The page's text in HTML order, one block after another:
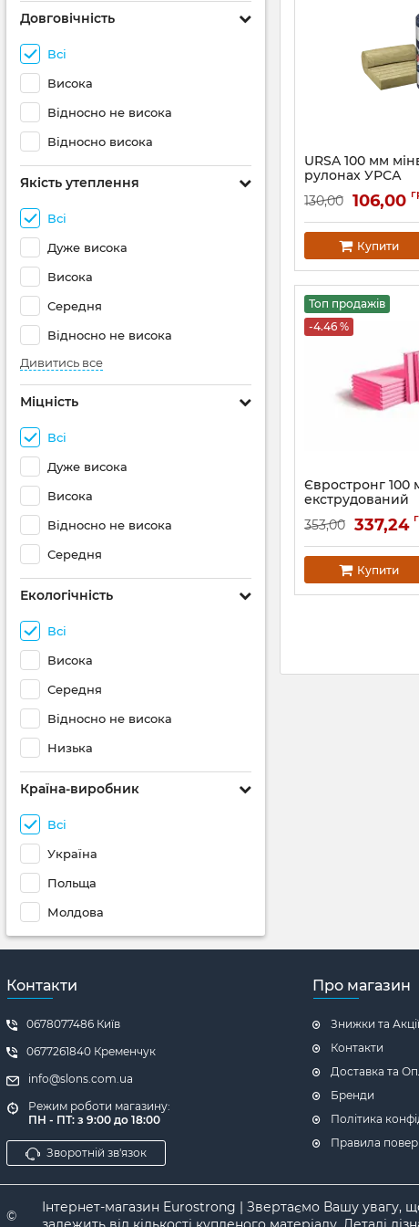
Довговічність
Всі
Висока
Відносно не висока
Відносно висока
Якість утеплення
Всі
Дуже висока
Висока
Середня
Відносно не висока
Дивитись все
Міцність
Всі
Дуже висока
Висока
Відносно не висока
Середня
Екологічність
Всі
Висока
Середня
Відносно не висока
Низька
Країна-виробник
Всі
Україна
Польща
Молдова
URSA 100 мм
рулонах УРСА
130,00 106,00
Купити
Топ продажів
-4.46 %
Євростронг 100
екструдований
353,00 337,24
Купити
Контакти
0678077486 Київ
0677261840 Кременчук
info@slons.com.ua
Режим роботи магазину:
ПН - ПТ: з 9:00 до 18:00
Зворотній зв'язок
Про магазин
Знижки та Акції
Контакти
Доставка та
Бренди
Політика
Правила
©
Інтернет-магазин Eurostrong | Звертаємо Вашу увагу,